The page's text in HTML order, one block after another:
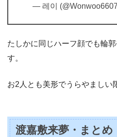
— 레이
たしかに同じハーフ顔でも輪
す。
お2人とも美形でうらやましい
渡嘉敷来夢・まとめ